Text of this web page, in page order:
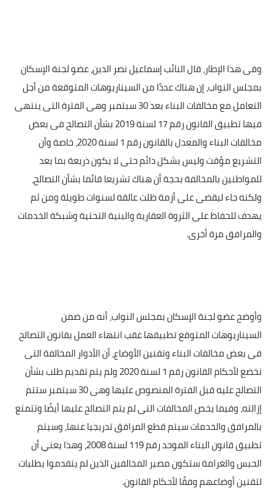
وفى هذا الإطار، قال النائب إسماعيل نصر الدين، عضو لجنة الإسكان
بمجلس النواب، إن هناك عددًا من السيناريوهات المتوقعة من أجل
التعامل مع مخالفات البناء بعد 30 سبتمبر وهى الفترة التى ينتهى
فيها تطبيق القانون رقم 17 لسنة 2019 بشأن التصالح فى بعض
مخالفات البناء والمعدل بالقانون رقم 1 لسنة 2020، خاصة وأن
التشريع مؤقت وليس بشكل دائم حتى لا يكون ذريعة بما بعد
للمواطنين بالمخالفة بحجة أن هناك تشريعا قائما بشأن التصالح،
ولكنه جاء ليقضى على أزمة ظلت عالقة لسنوات طويلة ومن ثم
يهدف للحفاظ على الثروة العقارية والبنية التحتية وشبكة الخدمات
والمرافق مرة أخرى.
وأوضح عضو لجنة الإسكان بمجلس النواب، أنه من ضمن
السيناريوهات المتوقع تطبيقها عقب انتهاء العمل بقانون التصالح
فى بعض مخالفات البناء وتقنين الأوضاع، أن الأدوار المخالفة التى
تخضع لأحكام القانون رقم 1 لسنة 2020 ولم يتم تقديم طلب بشأن
التصالح عليه قبل الفترة المنصوص عليها وهى 30 سبتمبر ستتم
إزالته، وفيما يخص المخالفات التى لم يتم التصالح عليها أيضًا وتتمتع
بالمرافق والخدمات سيتم قطع المرافق تدريجيا عنها، وسيتم
تطبيق قانون البناء الموحد رقم 119 لسنة 2008، وهذا يعني أن
الحبس والغرامة ستكون مصير المخالفين الذين لم يتقدموا بطلبات
لتقنين أوضاعهم وفقًا لأحكام القانون.